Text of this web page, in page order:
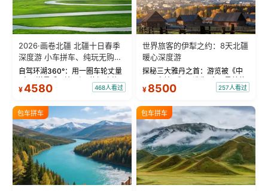
2026·画卷北疆 北疆十日春季
深度游 小车拼车、纯玩无购
物！
自驾环湖360°：用一圈车轮丈量
“大西洋最后一滴眼泪”的极致蔚
蓝。 赛湖旅拍：甄选多款风格服
绝美瞬间。 赛湖坦克300跟车视
频：专业摄影师...
¥4580 468人看过
世界旅客的伊犁之约：8天北疆
暖心深度游
探秘三大雅丹之首：游览被《中
国国家地理》评选为“中国最美的
三大雅丹”第一名的克拉玛依魔鬼
瓦人最大村落——禾木村，欣赏
晨雾与小木...
¥ 8500 257人看过
包车拼车 包车拼车